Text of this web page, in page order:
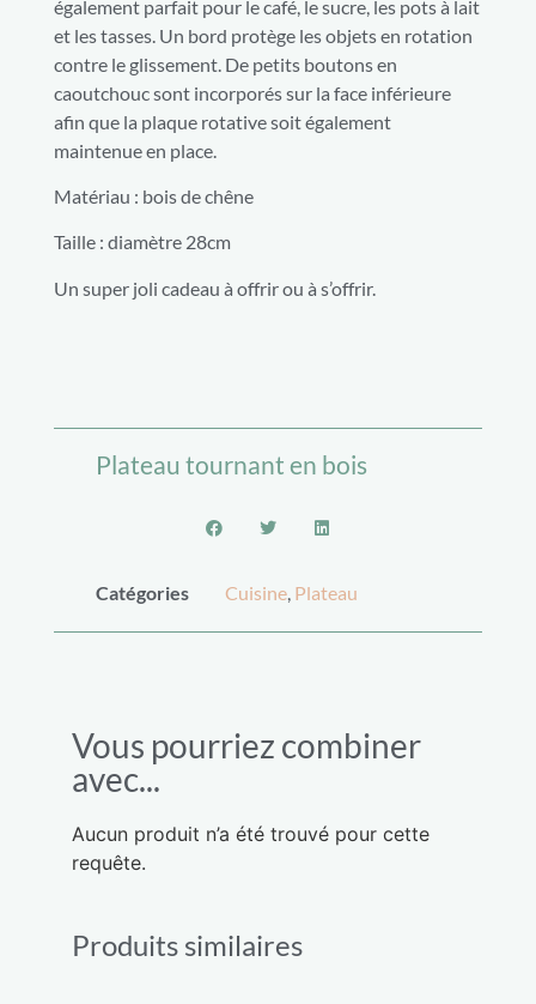
également parfait pour le café, le sucre, les pots à lait
et les tasses. Un bord protège les objets en rotation
contre le glissement. De petits boutons en
caoutchouc sont incorporés sur la face inférieure
afin que la plaque rotative soit également
maintenue en place.
Matériau : bois de chêne
Taille : diamètre 28cm
Un super joli cadeau à offrir ou à s’offrir.
Plateau tournant en bois
Catégories Cuisine, Plateau
Vous pourriez combiner
avec...
Aucun produit n’a été trouvé pour cette
requête.
Produits similaires